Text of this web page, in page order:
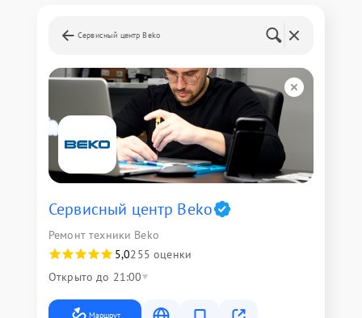
Сервисный центр Beko
Сервисный центр Beko
Ремонт техники Beko
5,0255 оценки
Открыто до 21:00
Маршрут